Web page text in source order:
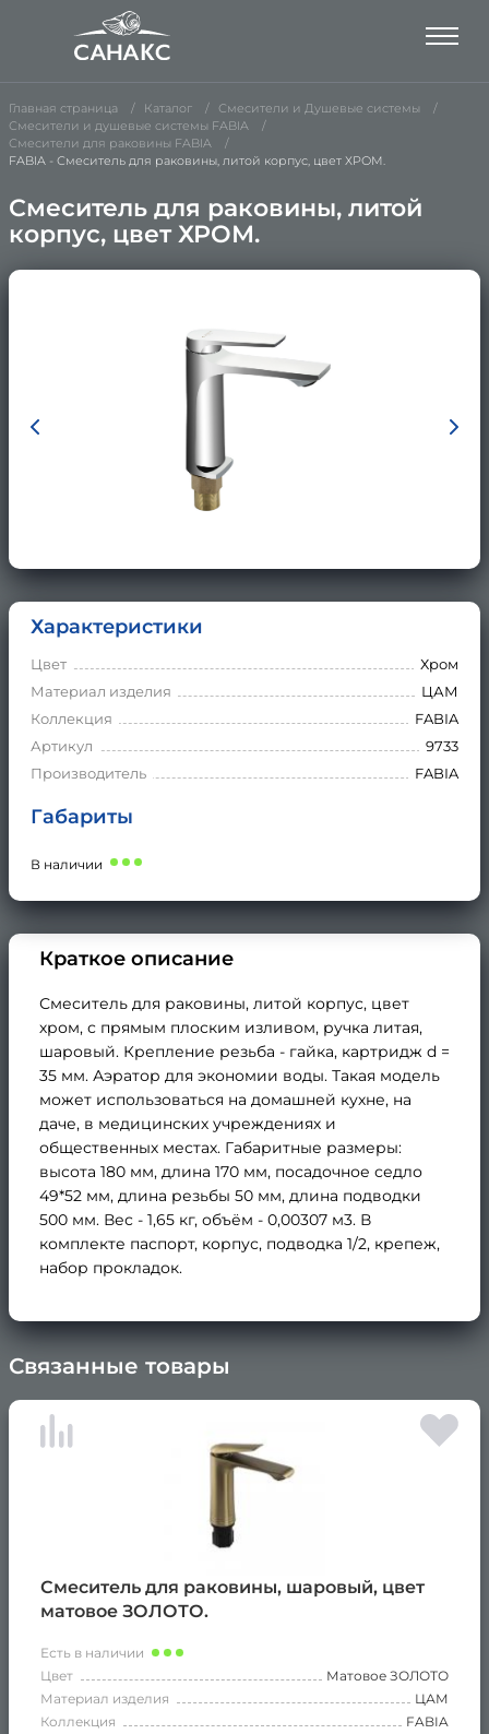
Главная страница Каталог
Смесители и Душевые системы
Смесители и душевые системы FABIA
Смесители для раковины FABIA
FABIA - Смеситель для раковины, литой корпус, цвет ХРОМ.
Смеситель для раковины, литой
корпус, цвет ХРОМ.
Характеристики
Цвет
Хром
Материал изделия
ЦАМ
Коллекция
FABIA
Артикул
9733
Производитель
FABIA
Габариты
В наличии
Краткое описание
Смеситель для раковины, литой корпус, цвет
хром, с прямым плоским изливом, ручка литая,
шаровый. Крепление резьба - гайка, картридж d =
35 мм. Аэратор для экономии воды. Такая модель
может использоваться на домашней кухне, на
даче, в медицинских учреждениях и
общественных местах. Габаритные размеры:
высота 180 мм, длина 170 мм, посадочное седло
49*52 мм, длина резьбы 50 мм, длина подводки
500 мм. Вес - 1,65 кг, объём - 0,00307 м3. В
комплекте паспорт, корпус, подводка 1/2, крепеж,
набор прокладок.
Связанные товары
Смеситель для раковины, шаровый, цвет
матовое ЗОЛОТО.
Есть в наличии
Цвет
Матовое ЗОЛОТО
Материал изделия
ЦАМ
Коллекция
FABIA